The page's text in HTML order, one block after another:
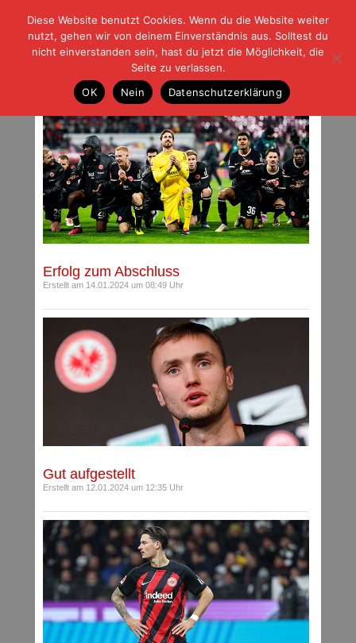
| | |BLOG-GFußball und der Rest
HOME|REGELN|IMPRESSUM |DATENSCHUTZ
Archiv für Januar 2024
Erfolg zum Abschluss
Erstellt am 14.01.2024 um 08:49 Uhr
Gut aufgestellt
Erstellt am 12.01.2024 um 12:35 Uhr
Diese Website benutzt Cookies. Wenn du die Website weiter
nutzt, gehen wir von deinem Einverständnis aus. Solltest du
nicht einverstanden sein, hast du jetzt die Möglichkeit, die
Seite zu verlassen.
OK
Nein Datenschutzerklärung